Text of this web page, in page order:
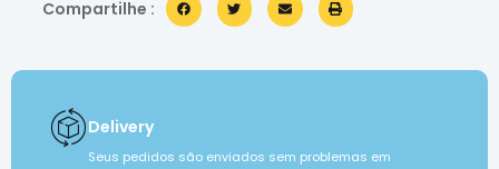
Compartilhe :
Delivery
Seus pedidos são enviados sem problemas em